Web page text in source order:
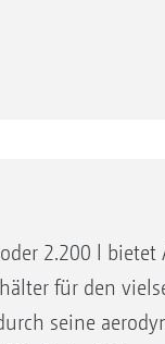
Abkuppelvorgang
2.200 l bietet
für den
seine